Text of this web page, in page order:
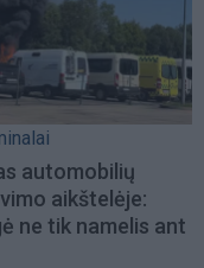
automobilių
aikštelėje:
ne tik namelis ant